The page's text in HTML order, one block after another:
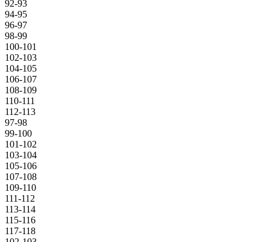
92-93
94-95
96-97
98-99
100-101
102-103
104-105
106-107
108-109
110-111
112-113
97-98
99-100
101-102
103-104
105-106
107-108
109-110
111-112
113-114
115-116
117-118